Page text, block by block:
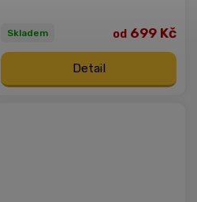
Skladem od 699 Kč
Detail